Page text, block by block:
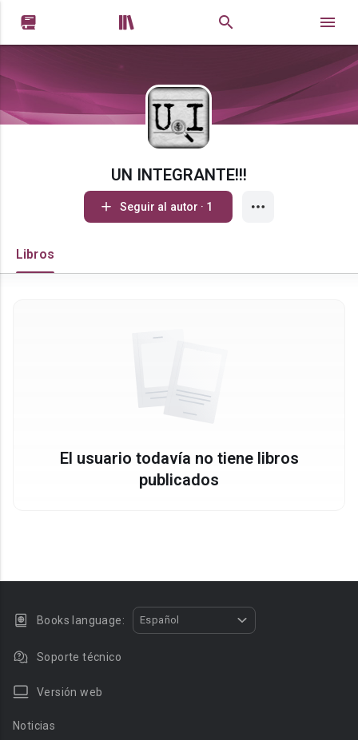
 
UN INTEGRANTE!!!
Seguir al autor · 1
Libros
El usuario todavía no tiene libros
publicados
Books language: Español
Soporte técnico
Versión web
Noticias